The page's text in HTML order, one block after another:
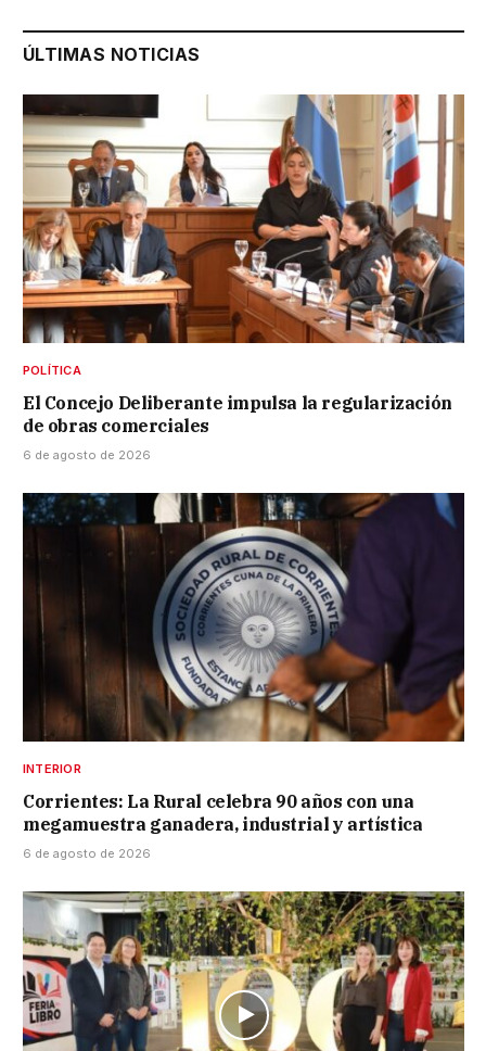
ÚLTIMAS NOTICIAS
POLÍTICA
El Concejo Deliberante impulsa la regularización
de obras comerciales
6 de agosto de 2026
INTERIOR
Corrientes: La Rural celebra 90 años con una
megamuestra ganadera, industrial y artística
6 de agosto de 2026